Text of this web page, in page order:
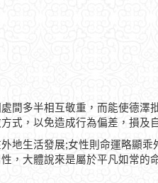
間多半相互敬重，而能使德澤
式，以免造成行為偏差，損及
地生活發展;女性則命運略顯乖
，大體說來是屬於平凡如常的